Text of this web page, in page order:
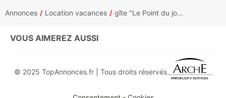
Annonces Location vacances gîte "Le Point du jo...
VOUS AIMEREZ AUSSI
© 2025 TopAnnonces.fr | Tous droits réservés